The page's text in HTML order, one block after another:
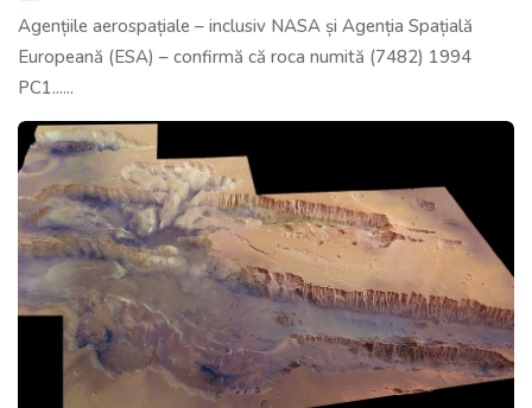
Agențiile aerospațiale – inclusiv NASA și Agenția Spațială
Europeană (ESA) – confirmă că roca numită (7482) 1994
PC1......